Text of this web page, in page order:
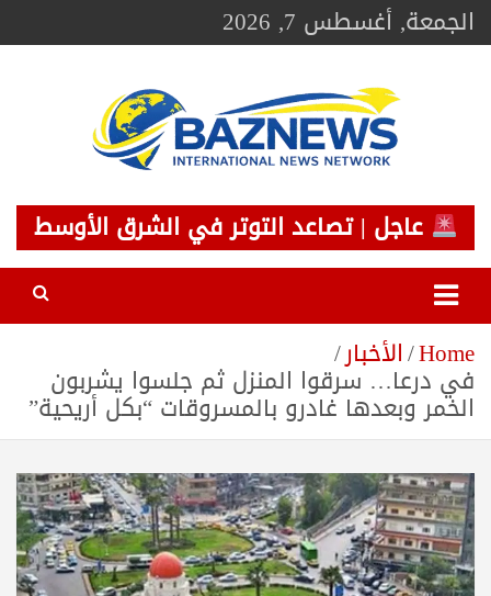
Skip
toالجمعة, أغسطس 7, 2026
BAZNEWS
شبكة باز الإخبارية
عاجل | تصاعد التوتر في الشرق الأوسط
Home الأخبار
في درعا… سرقوا المنزل ثم جلسوا يشربون
الخمر وبعدها غادرو بالمسروقات “بكل أريحية”